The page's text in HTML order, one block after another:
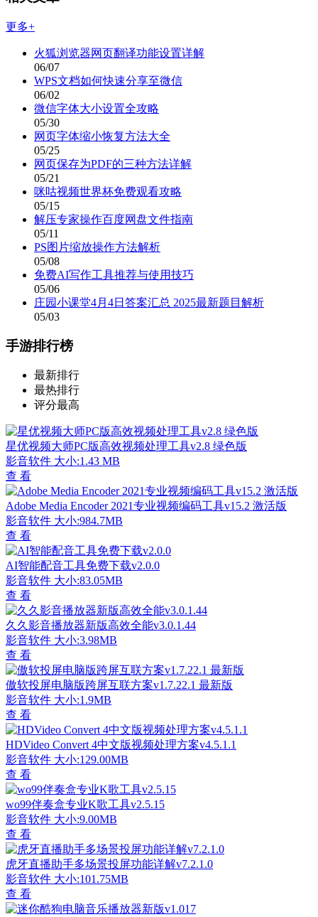
更多+
火狐浏览器网页翻译功能设置详解
06/07
WPS文档如何快速分享至微信
06/02
微信字体大小设置全攻略
05/30
网页字体缩小恢复方法大全
05/25
网页保存为PDF的三种方法详解
05/21
咪咕视频世界杯免费观看攻略
05/15
解压专家操作百度网盘文件指南
05/11
PS图片缩放操作方法解析
05/08
免费AI写作工具推荐与使用技巧
05/06
庄园小课堂4月4日答案汇总 2025最新题目解析
05/03
手游排行榜
最新排行
最热排行
评分最高
星优视频大师PC版高效视频处理工具v2.8 绿色版
影音软件 大小:1.43 MB
查 看
Adobe Media Encoder 2021专业视频编码工具v15.2 激活版
影音软件 大小:984.7MB
查 看
AI智能配音工具免费下载v2.0.0
影音软件 大小:83.05MB
查 看
久久影音播放器新版高效全能v3.0.1.44
影音软件 大小:3.98MB
查 看
傲软投屏电脑版跨屏互联方案v1.7.22.1 最新版
影音软件 大小:1.9MB
查 看
HDVideo Convert 4中文版视频处理方案v4.5.1.1
影音软件 大小:129.00MB
查 看
wo99伴奏盒专业K歌工具v2.5.15
影音软件 大小:9.00MB
查 看
虎牙直播助手多场景投屏功能详解v7.2.1.0
影音软件 大小:101.75MB
查 看